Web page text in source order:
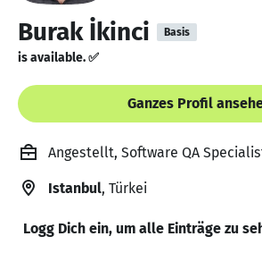
Burak İkinci Basis
is available. ✅
Ganzes Profil
Angestellt, Software QA
Istanbul, Türkei
Logg Dich ein, um alle Einträge zu